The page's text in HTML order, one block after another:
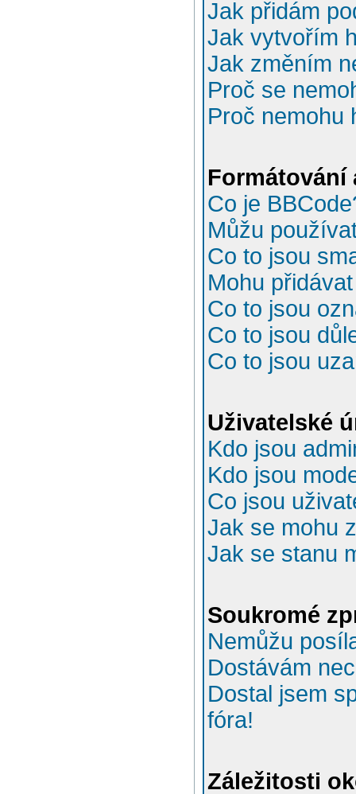
Jak přidám
Jak vytvořím
Jak změním
Proč se
Proč nemohu
Formátování
Co je
Můžu
Co to jsou
Mohu
Co to jsou
Co to jsou
Co to jsou
Uživatelské
Kdo jsou
Kdo jsou
Co jsou
Jak se mohu
Jak se stanu
Soukromé
Nemůžu
Dostávám
Dostal jsem
fóra!
Záležitosti